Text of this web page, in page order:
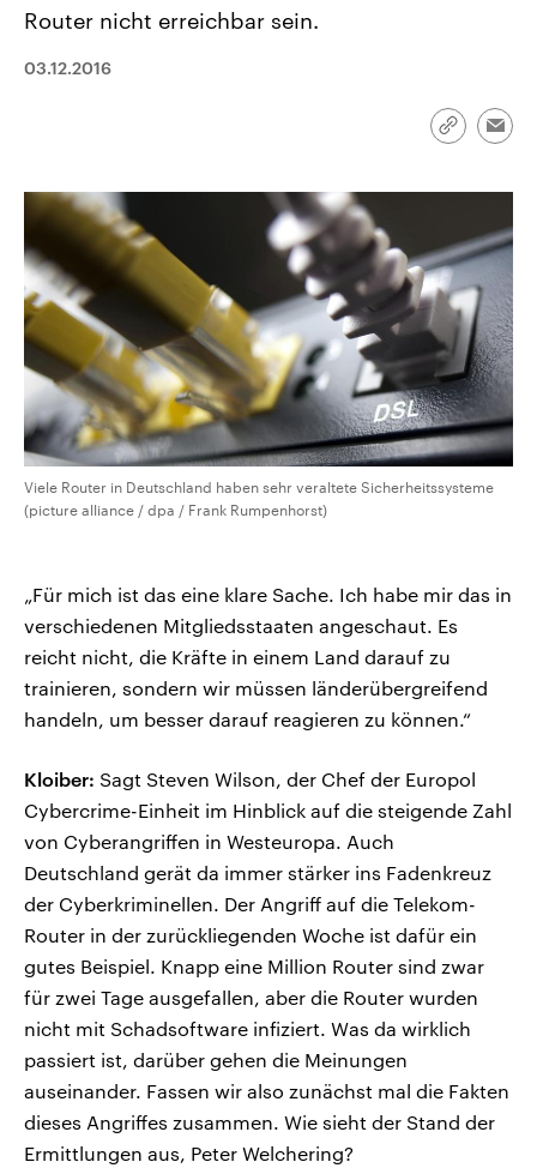
Umfragen, Prognosen,
und Hintergründe zu den Parteien
und Kandidaten der anstehenden
Sendungen
Router nicht erreichbar sein.
03.12.2016
Link
Viele Router in Deutschland haben sehr veraltete Sicherheitssysteme
(picture alliance / dpa / Frank Rumpenhorst)
„Für mich ist das eine klare Sache. Ich habe mir das in
verschiedenen Mitgliedsstaaten angeschaut. Es
reicht nicht, die Kräfte in einem Land darauf zu
trainieren, sondern wir müssen länderübergreifend
handeln, um besser darauf reagieren zu können.“
Kloiber: Sagt Steven Wilson, der Chef der Europol
Cybercrime-Einheit im Hinblick auf die steigende Zahl
von Cyberangriffen in Westeuropa. Auch
Deutschland gerät da immer stärker ins Fadenkreuz
der Cyberkriminellen. Der Angriff auf die Telekom-
Router in der zurückliegenden Woche ist dafür ein
gutes Beispiel. Knapp eine Million Router sind zwar
für zwei Tage ausgefallen, aber die Router wurden
nicht mit Schadsoftware infiziert. Was da wirklich
passiert ist, darüber gehen die Meinungen
auseinander. Fassen wir also zunächst mal die Fakten
dieses Angriffes zusammen. Wie sieht der Stand der
Ermittlungen aus, Peter Welchering?